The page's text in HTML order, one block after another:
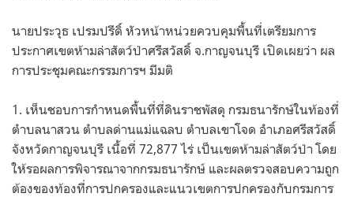
นายประวุธ เปรมปรีดิ์ หัวหน้าหน่วยควบคุมพื้นที่เตรียมการ
ประกาศเขตห้ามล่าสัตว์ป่าศรีสวัสดิ์ จ.กาญจนบุรี เปิดเผยว่า ผล
การประชุมคณะกรรมการฯ มีมติ
1. เห็นชอบการกำหนดพื้นที่ที่ดินราชพัสดุ กรมธนารักษ์ในท้องที่
ตำบลนาสวน ตำบลด่านแม่แฉลบ ตำบลเขาโจด อำเภอศรีสวัสดิ์
จังหวัดกาญจนบุรี เนื้อที่ 72,877 ไร่ เป็นเขตห้ามล่าสัตว์ป่า โดย
ให้รอผลการพิจารณาจากกรมธนารักษ์ และผลตรวจสอบความถูก
ต้องของท้องที่การปกครองและแนวเขตการปกครองกับกรมการ